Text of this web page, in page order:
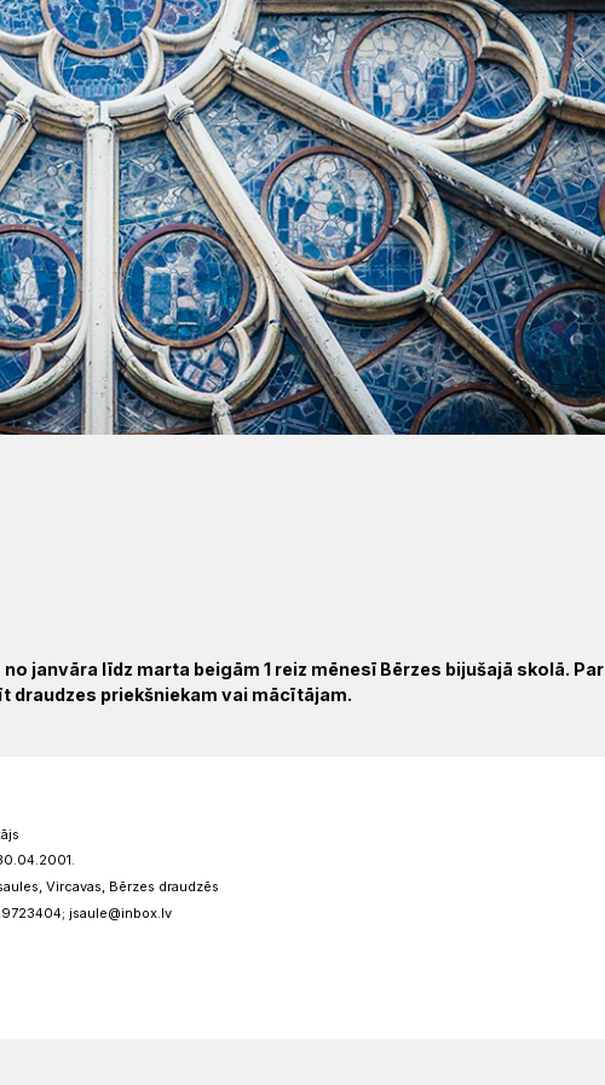
no janvāra līdz marta beigām 1 reiz mēnesī Bērzes bijušajā skolā. Par
draudzes priekšniekam vai mācītājam.
Vircavas, Bērzes draudzēs
jsaule@inbox.lv